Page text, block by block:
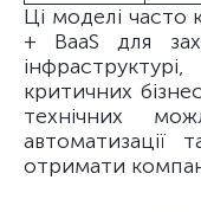
Ці моделі часто
+ BaaS для
критичних
технічних
автоматизації
отримати